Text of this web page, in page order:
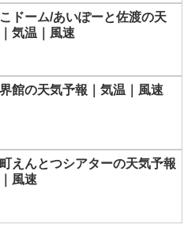
ドーム/あいぽーと佐渡の天
気温｜風速
館の天気予報｜気温｜風速
えんとつシアターの天気予報
風速